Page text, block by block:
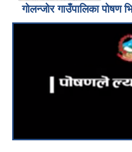
गोलन्जोर गाउँपालिका पोषण